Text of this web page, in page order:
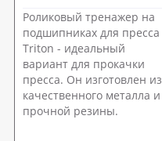
Роликовый тренажер на
подшипниках для пресса
Triton - идеальный
вариант для прокачки
пресса. Он изготовлен из
качественного металла и
прочной резины.